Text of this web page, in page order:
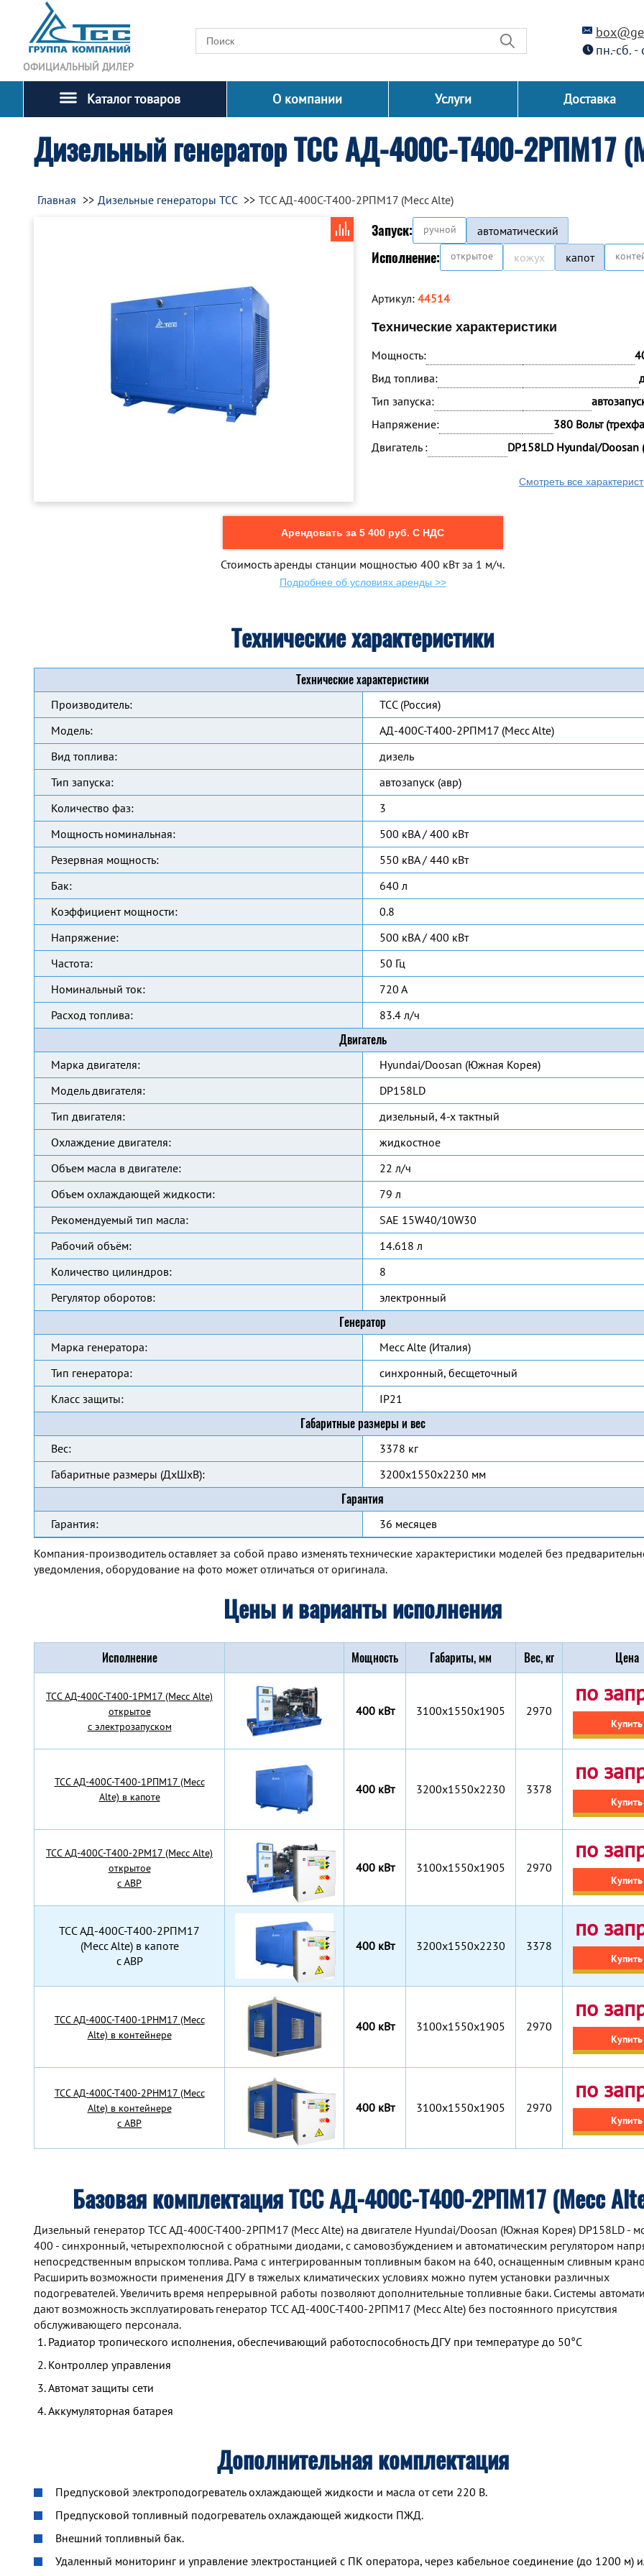
ОФИЦИАЛЬНЫЙ ДИЛЕР
пн.-сб.
Каталог товаров О компании Услуги Доставка
Дизельный генератор ТСС АД-400С-Т400-2РПМ17
Главная Дизельные генераторы ТСС ТСС АД-400С-Т400-2РПМ17 (Mecc Alte)
Запуск: ручной автоматический
Исполнение: открытое кожух капот
Артикул: 44514
Технические характеристики
Мощность:
Вид топлива:
Тип запуска:
Напряжение:
380 Вольт
Двигатель :
DP158LD Hyundai/
Смотреть все
Арендовать за 5 400 руб. С НДС
Стоимость аренды станции мощностью 400 кВт за 1 м/ч.
Подробнее об условиях аренды >>
Технические характеристики
Технические характеристики
Производитель:
ТСС (Россия)
Модель:
АД-400С-Т400-2РПМ17 (Mecc Alte)
Вид топлива:
дизель
Тип запуска:
автозапуск (авр)
Количество фаз:
3
Мощность номинальная:
500 кВА / 400 кВт
Резервная мощность:
550 кВА / 440 кВт
Бак:
640 л
Коэффициент мощности:
0.8
Напряжение:
500 кВА / 400 кВт
Частота:
50 Гц
Номинальный ток:
720 А
Расход топлива:
83.4 л/ч
Двигатель
Марка двигателя:
Hyundai/Doosan (Южная Корея)
Модель двигателя:
DP158LD
Тип двигателя:
дизельный, 4-х тактный
Охлаждение двигателя:
жидкостное
Объем масла в двигателе:
22 л/ч
Объем охлаждающей жидкости:
79 л
Рекомендуемый тип масла:
SAE 15W40/10W30
Рабочий объём:
14.618 л
Количество цилиндров:
8
Регулятор оборотов:
электронный
Генератор
Марка генератора:
Mecc Alte (Италия)
Тип генератора:
синхронный, бесщеточный
Класс защиты:
IP21
Габаритные размеры и вес
Вес:
3378 кг
Габаритные размеры (ДхШхВ):
3200x1550x2230 мм
Гарантия
Гарантия: 36 месяцев
Компания-производитель оставляет за собой право изменять технические характеристики моделей без
уведомления, оборудование на фото может отличаться от оригинала.
Цены и варианты исполнения
Исполнение Мощность Габариты, мм Вес, кг Цена
TCC АД-400С-Т400-1РМ17 (Mecc Alte)
открытое
с электрозапуском
400 кВт 3100x1550x1905 2970
по
Купить
TCC АД-400С-Т400-1РПМ17 (Mecc
Alte) в капоте
400 кВт 3200x1550x2230 3378
по
Купить
TCC АД-400С-Т400-2РМ17 (Mecc Alte)
открытое
с АВР
400 кВт 3100x1550x1905 2970
по
Купить
TCC АД-400С-Т400-2РПМ17
(Mecc Alte) в капоте
с АВР
400 кВт 3200x1550x2230 3378
по
Купить
TCC АД-400С-Т400-1РНМ17 (Mecc
Alte) в контейнере
400 кВт 3100х1550х1905 2970
по
Купить
TCC АД-400С-Т400-2РНМ17 (Mecc
Alte) в контейнере
с АВР
400 кВт 3100х1550х1905 2970
по
Купить
Базовая комплектация ТСС АД-400С-Т400-2РПМ17 (Mecc
Дизельный генератор TCC АД-400С-Т400-2РПМ17 (Mecc Alte) на двигателе Hyundai/Doosan (Южная Корея) DP158LD -
400 - синхронный, четырехполюсной с обратными диодами, с самовозбуждением и автоматическим регулятором
непосредственным впрыском топлива. Рама с интегрированным топливным баком на 640, оснащенным сливным
Расширить возможности применения ДГУ в тяжелых климатических условиях можно путем установки различных
подогревателей. Увеличить время непрерывной работы позволяют дополнительные топливные баки. Системы
дают возможность эксплуатировать генератор TCC АД-400С-Т400-2РПМ17 (Mecc Alte) без постоянного присутствия
обслуживающего персонала.
Радиатор тропического исполнения, обеспечивающий работоспособность ДГУ при температуре до 50°С
Контроллер управления
Автомат защиты сети
Аккумуляторная батарея
Дополнительная комплектация
Предпусковой электроподогреватель охлаждающей жидкости и масла от сети 220 В.
Предпусковой топливный подогреватель охлаждающей жидкости ПЖД.
Внешний топливный бак.
Удаленный мониторинг и управление электростанцией с ПК оператора, через кабельное соединение (до 1200 м)